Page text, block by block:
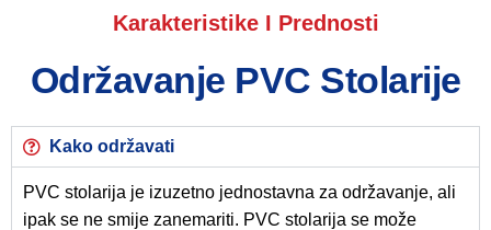
Karakteristike I Prednosti
Održavanje PVC Stolarije
Kako održavati
PVC stolarija je izuzetno jednostavna za održavanje, ali
ipak se ne smije zanemariti. PVC stolarija se može